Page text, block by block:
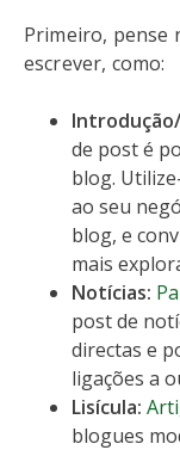
Primeiro, pense
escrever, como:
de post é
blog.
ao seu
blog, e
mais
Notícias:
post de
directas e
ligações a
Lisícula:
blogues